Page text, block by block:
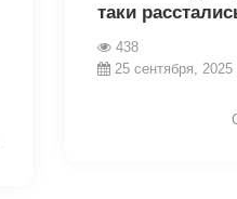
таки
438
25 сентября, 2025